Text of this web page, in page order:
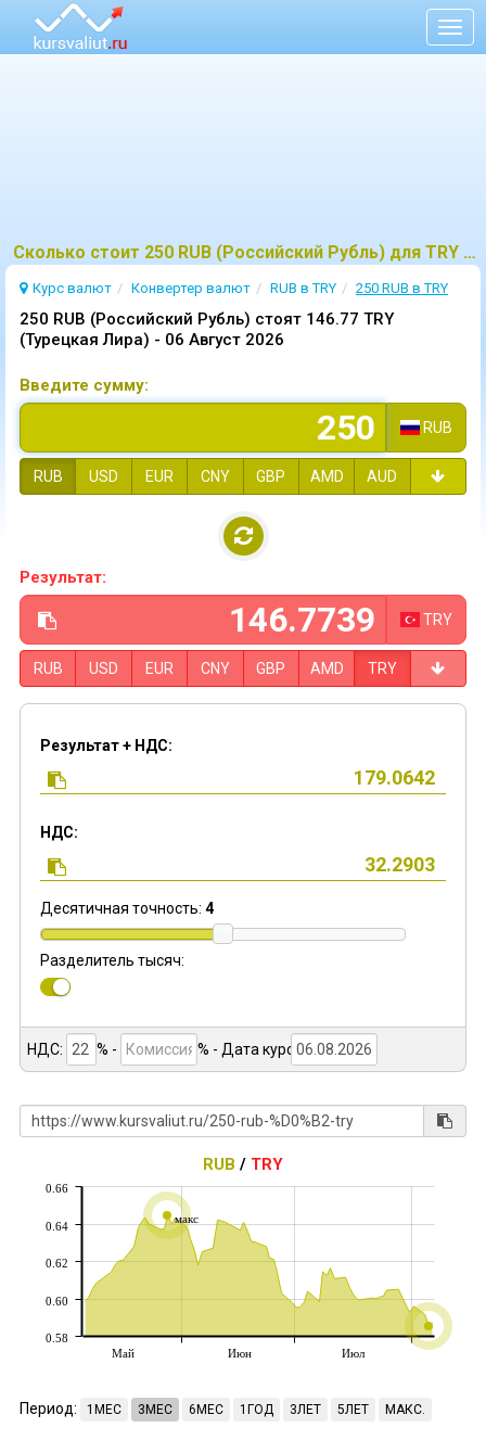
Сколько стоит 250 RUB (Российский Рубль) для TRY (Турецкая Лира)?
Курс валют Конвертер валют RUB в TRY 250 RUB в TRY
250 RUB (Российский Рубль) стоят 146.77 TRY
(Турецкая Лира) - 06 Август 2026
Введите сумму:
RUB
RUB USD EUR CNY GBP AMD AUD
Результат:
TRY
RUB USD EUR CNY GBP AMD TRY
Результат + НДС:
НДС:
Десятичная точность: 4
Разделитель тысяч:
НДС: % - % - Дата курса:
RUB / TRY
макс
Май Июн Июл
0.58
0.60
0.62
0.64
0.66
Период: 1МЕС 3МЕС 6МЕС 1ГОД 3ЛЕТ 5ЛЕТ МАКС.